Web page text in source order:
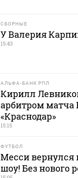
СБОРНЫЕ
У Валерия
15:43
АЛЬФА-БАНК РПЛ
Кирилл
арбитром матча
«Краснодар»
15:15
ФУТБОЛ
Месси вернулся
шоу! Без нового